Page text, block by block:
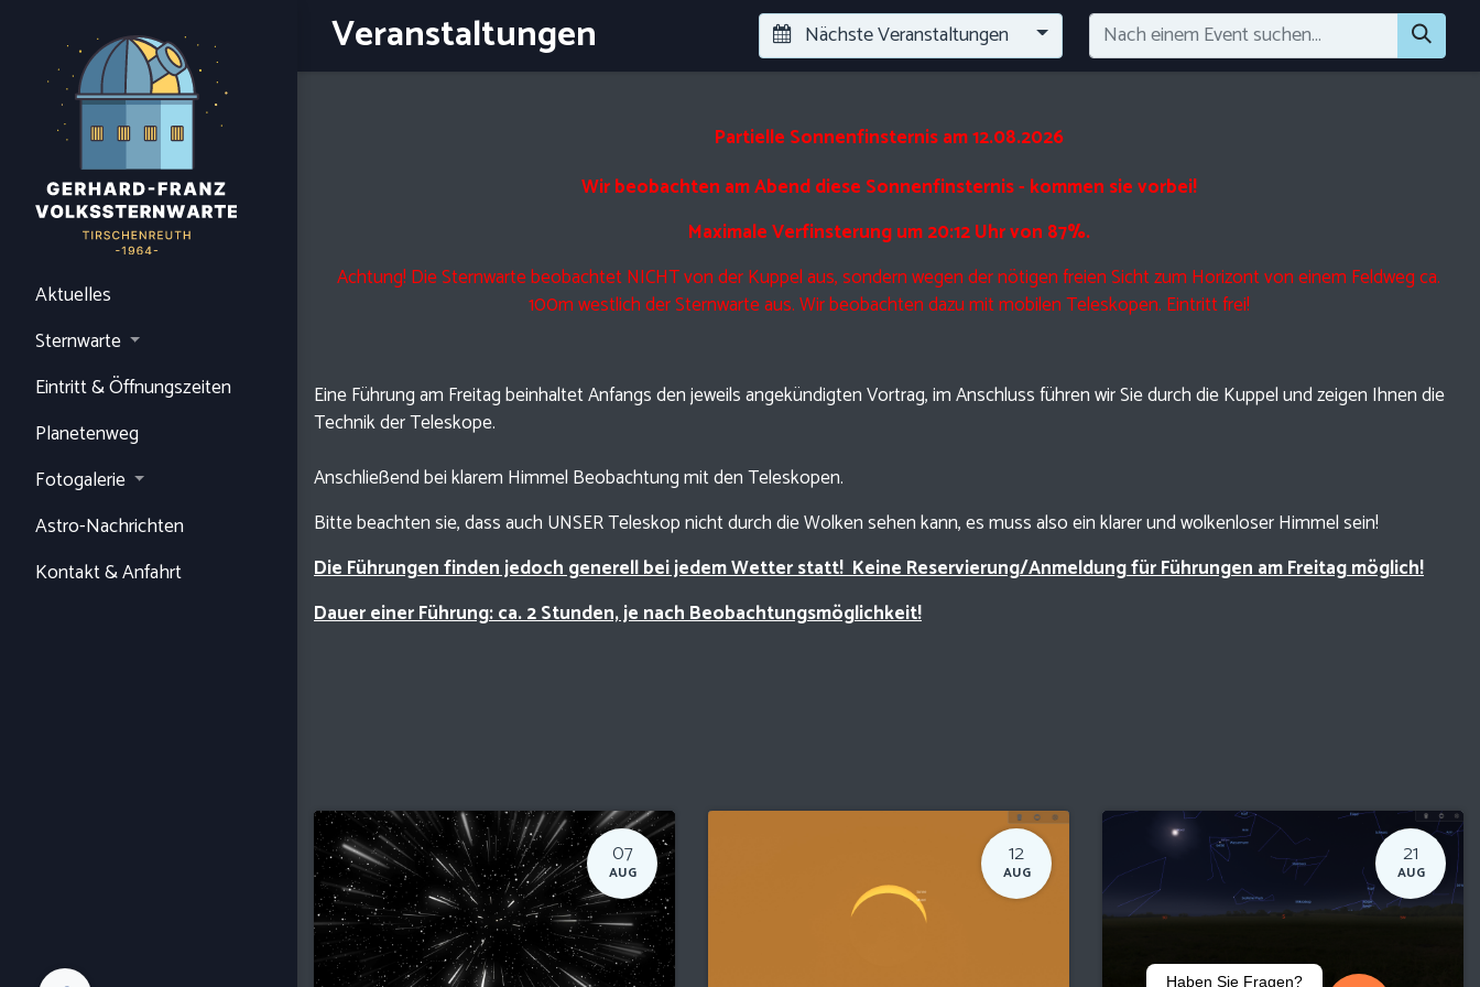
Aktuelles
Sternwarte
Eintritt & Öffnungszeiten
Planetenweg
Fotogalerie
Astro-Nachrichten
Kontakt & Anfahrt
Veranstaltungen Nächste Veranstaltungen
Partielle Sonnenfinsternis am 12.08.2026
Wir beobachten am Abend diese Sonnenfinsternis - kommen sie vorbei!
Maximale Verfinsterung um 20:12 Uhr von 87%.
Achtung! Die Sternwarte beobachtet NICHT von der Kuppel aus, sondern wegen der nötigen freien Sicht zum Horizont von einem Feldweg ca.
100m westlich der Sternwarte aus. Wir beobachten dazu mit mobilen Teleskopen. Eintritt frei!
Eine Führung am Freitag beinhaltet Anfangs den jeweils angekündigten Vortrag, im Anschluss führen wir Sie durch die Kuppel und zeigen Ihnen die
Technik der Teleskope.
Anschließend bei klarem Himmel Beobachtung mit den Teleskopen.
Bitte beachten sie, dass auch UNSER Teleskop nicht durch die Wolken sehen kann, es muss also ein klarer und wolkenloser Himmel sein!
Die Führungen finden jedoch generell bei jedem Wetter statt! Keine Reservierung/Anmeldung für Führungen am Freitag möglich!
Dauer einer Führung: ca. 2 Stunden, je nach Beobachtungsmöglichkeit!
07
AUG
12
AUG
21
AUG
Haben Sie Fragen?